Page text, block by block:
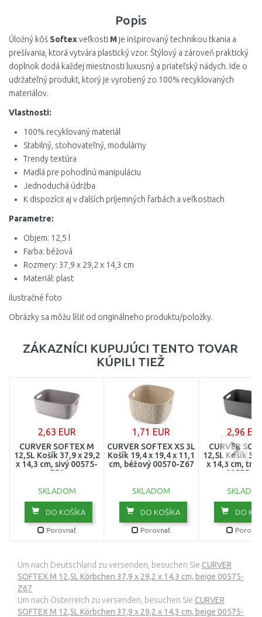
Popis
Úložný kôš Softexveľkosti M je inšpirovaný technikou tkania a
prešívania, ktorá vytvára plastický vzor. Štýlový a zároveň praktický
doplnok dodá každej miestnosti luxusný a priateľský nádych. Ide o
udržateľný produkt, ktorý je vyrobený zo 100% recyklovaných
materiálov.
Vlastnosti:
100% recyklovaný materiál
Stabilný, stohovateľný, modulárny
Trendy textúra
Madlá pre pohodlnú manipuláciu
Jednoduchá údržba
K dispozícii aj v ďalších príjemných farbách a veľkostiach
Parametre:
Objem: 12,5 l
Farba: béžová
Rozmery: 37,9 x 29,2 x 14,3 cm
Materiál: plast
ilustračné foto
Obrázky sa môžu líšiť od originálneho produktu/položky.
ZÁKAZNÍCI KUPUJÚCI TENTO TOVAR
KÚPILI TIEŽ
2,63 EUR
CURVER SOFTEX M
12,5L Košík 37,9 x 29,2
x 14,3 cm, sivý 00575-
Z70
SKLADOM
DO KOŠÍKA
Porovnať
1,71 EUR
CURVER SOFTEX XS 3L
Košík 19,4 x 19,4 x 11,1
cm, béžový 00570-Z67
SKLADOM
DO KOŠÍKA
Porovnať
2,96
CURVER
12,5L Košík
x 14,3 cm,
00575-
DO
Um nach Deutschland zu versenden, besuchen Sie CURVER
SOFTEX M 12,5L Körbchen 37,9 x 29,2 x 14,3 cm, beige 00575-
Z67
Um nach Österreich zu versenden, besuchen Sie CURVER
SOFTEX M 12,5L Körbchen 37,9 x 29,2 x 14,3 cm, beige 00575-